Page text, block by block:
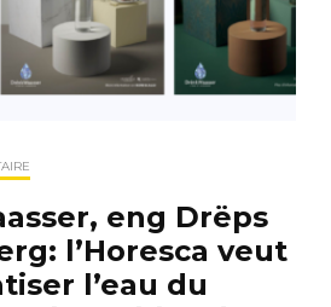
eng Drëps
l’Horesca veut
l’eau du